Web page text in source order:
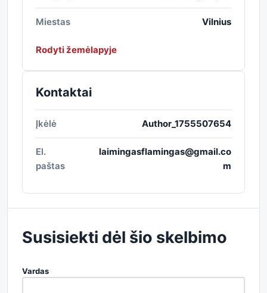
Miestas Vilnius
Rodyti žemėlapyje
Kontaktai
Įkėlė Author_1755507654
El.
paštas
laimingasflamingas@gmail.co
m
Susisiekti dėl šio skelbimo
Vardas